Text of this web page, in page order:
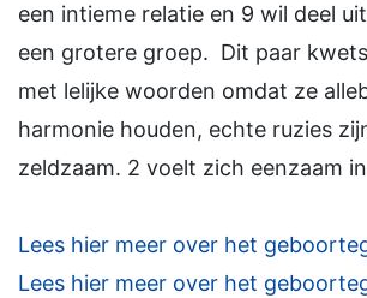
een intieme relatie en 9 wil deel
een grotere groep. Dit paar
met lelijke woorden omdat ze
harmonie houden, echte ruzies
zeldzaam. 2 voelt zich eenzaam
Lees hier meer over het
Lees hier meer over het